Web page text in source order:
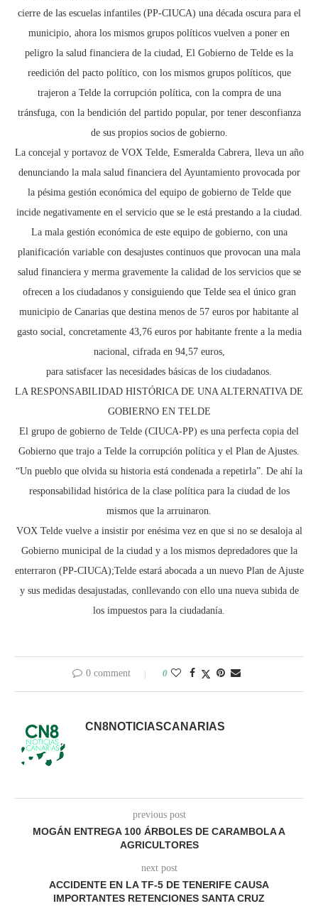
cierre de las escuelas infantiles (PP-CIUCA) una década oscura para el
municipio, ahora los mismos grupos políticos vuelven a poner en
peligro la salud financiera de la ciudad, El Gobierno de Telde es la
reedición del pacto político, con los mismos grupos políticos, que
trajeron a Telde la corrupción política, con la compra de una
tránsfuga, con la bendición del partido popular, por tener desconfianza
de sus propios socios de gobierno.
La concejal y portavoz de VOX Telde, Esmeralda Cabrera, lleva un año
denunciando la mala salud financiera del Ayuntamiento provocada por
la pésima gestión económica del equipo de gobierno de Telde que
incide negativamente en el servicio que se le está prestando a la ciudad.
La mala gestión económica de este equipo de gobierno, con una
planificación variable con desajustes continuos que provocan una mala
salud financiera y merma gravemente la calidad de los servicios que se
ofrecen a los ciudadanos y consiguiendo que Telde sea el único gran
municipio de Canarias que destina menos de 57 euros por habitante al
gasto social, concretamente 43,76 euros por habitante frente a la media
nacional, cifrada en 94,57 euros,
para satisfacer las necesidades básicas de los ciudadanos.
LA RESPONSABILIDAD HISTÓRICA DE UNA ALTERNATIVA DE
GOBIERNO EN TELDE
El grupo de gobierno de Telde (CIUCA-PP) es una perfecta copia del
Gobierno que trajo a Telde la corrupción política y el Plan de Ajustes.
“Un pueblo que olvida su historia está condenada a repetirla”. De ahí la
responsabilidad histórica de la clase política para la ciudad de los
mismos que la arruinaron.
VOX Telde vuelve a insistir por enésima vez en que si no se desaloja al
Gobierno municipal de la ciudad y a los mismos depredadores que la
enterraron (PP-CIUCA);Telde estará abocada a un nuevo Plan de Ajuste
y sus medidas desajustadas, conllevando con ello una nueva subida de
los impuestos para la ciudadanía.
0 comment 0
CN8NOTICIASCANARIAS
previous post
MOGÁN ENTREGA 100 ÁRBOLES DE CARAMBOLA A
AGRICULTORES
next post
ACCIDENTE EN LA TF-5 DE TENERIFE CAUSA
IMPORTANTES RETENCIONES SANTA CRUZ